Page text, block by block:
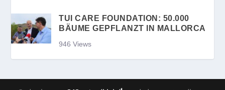
TUI CARE FOUNDATION: 50.000
BÄUME GEPFLANZT IN MALLORCA
946 Views